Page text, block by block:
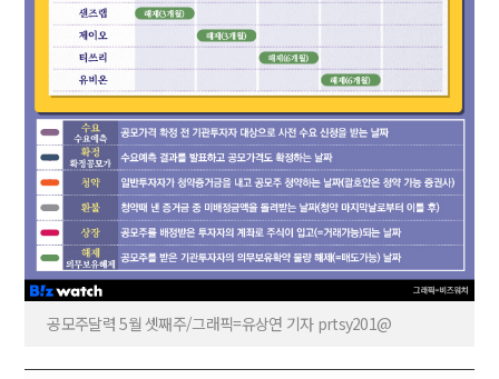
공모주달력 5월 셋째주/그래픽=유상연 기자 prtsy201@